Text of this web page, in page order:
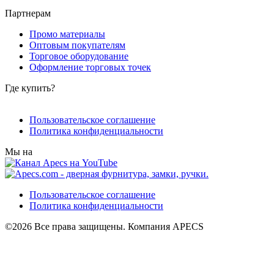
Партнерам
Промо материалы
Оптовым покупателям
Торговое оборудование
Оформление торговых точек
Где купить?
Пользовательское соглашение
Политика конфиденциальности
Мы на
Пользовательское соглашение
Политика конфиденциальности
©2026 Все права защищены. Компания APECS